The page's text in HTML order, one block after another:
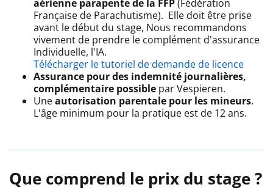
aérienne parapente de la FFP(Fédération
Française de Parachutisme). Elle doit être prise
avant le début du stage, Nous recommandons
vivement de prendre le complément d'assurance
Individuelle, l'IA.
Télécharger le tutoriel de demande de licence
Assurance pour des indemnité journalières,
complémentaire possible par Vespieren.
Uneautorisation parentale pour les mineurs.
L'âge minimum pour la pratique est de 12 ans.
Que comprend le prix du stage ?